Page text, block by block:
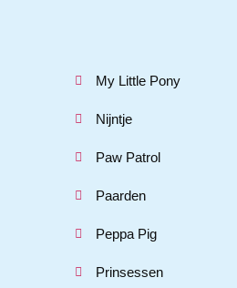
My Little Pony
Nijntje
Paw Patrol
Paarden
Peppa Pig
Prinsessen